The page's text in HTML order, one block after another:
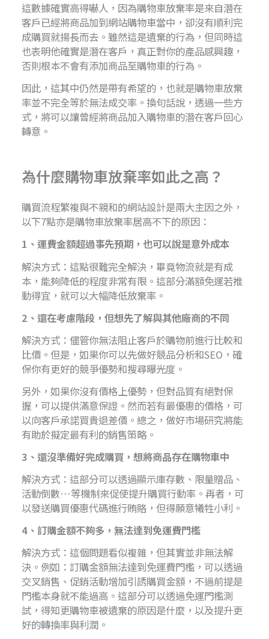
這數據確實高得嚇人，因為購物車放棄率是來自潛在
客戶已經將商品加到網站購物車當中，卻沒有順利完
成購買就揚長而去。雖然這是遺棄的行為，但同時這
也表明他確實是潛在客戶，真正對你的產品感興趣，
否則根本不會有添加商品至購物車的行為。
因此，這其中仍然是帶有希望的，也就是購物車放棄
率並不完全等於無法成交率。換句話說，透過一些方
式，將可以讓曾經將商品加入購物車的潛在客戶回心
轉意。
為什麼購物車放棄率如此之高？
購買流程繁複與不親和的網站設計是兩大主因之外，
以下7點亦是購物車放棄率居高不下的原因：
1、運費金額超過事先預期，也可以說是意外成本
解決方式：這點很難完全解決，畢竟物流就是有成
本，能夠降低的程度非常有限。這部分滿額免運若推
動得宜，就可以大幅降低放棄率。
2、還在考慮階段，但想先了解與其他廠商的不同
解決方式：儘管你無法阻止客戶於購物前進行比較和
比價。但是，如果你可以先做好競品分析和SEO，確
保你有更好的競爭優勢和搜尋曝光度。
另外，如果你沒有價格上優勢，但對品質有絕對保
握，可以提供滿意保證。然而若有最優惠的價格，可
以向客戶承諾買貴退差價。總之，做好市場研究將能
有助於擬定最有利的銷售策略。
3、還沒準備好完成購買，想將商品存在購物車中
解決方式：這部分可以透過顯示庫存數、限量贈品、
活動倒數…等機制來促使提升購買行動率。再者，可
以發送購買優惠代碼進行賄賂，但得願意犧牲小利。
4、訂購金額不夠多，無法達到免運費門檻
解決方式：這個問題看似複雜，但其實並非無法解
決。例如：訂購金額無法達到免運費門檻，可以透過
交叉銷售、促銷活動增加引誘購買金額，不過前提是
門檻本身就不能過高。這部分可以透過免運門檻測
試，得知更購物車被遺棄的原因是什麼，以及提升更
好的轉換率與利潤。